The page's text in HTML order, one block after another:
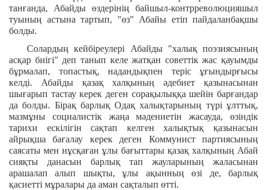
танғанда, Абайды өздерінің байшыл-контрреволюцияшыл
туының астына тартып, "өз" Абайы етіп пайдаланбақшы
болды.
Солардың кейбіреулері Абайды "халық поэзиясының
асқар биігі" деп танып келе жатқан советтік жас қауымды
бұрмалап, топастық, надандықпен теріс ұғындырғысы
келді. Абайды қазақ халқының әдебиет қазынасынан
шығарып тастау керек деген сорақылыққа шейін барғандар
да болды. Бірақ барлық Одақ халықтарының түрі ұлттық,
мазмұны социалистік жаңа мәдениетін жасауда, өзіндік
тарихи ескілігін сақтап келген халықтық қазынасын
айрықша бағалау керек деген Коммунист партиясының
саясаты мен нұсқаған ұлы бағыттары қазақ халқының Абай
сияқты данасын барлық тап жауларының жаласынан
арашалап алып шықты, ұлы ақынның өзі де, барлық
қасиетті мұралары да аман сақталып өтті.